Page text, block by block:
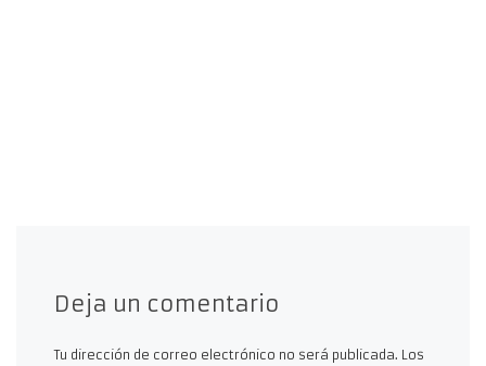
Deja un comentario
Tu dirección de correo electrónico no será publicada. Los